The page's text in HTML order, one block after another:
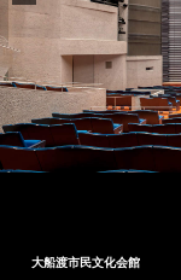
大船渡市民文化会館